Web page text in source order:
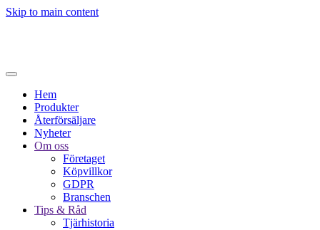
Skip to main content
Hem
Produkter
Återförsäljare
Nyheter
Om oss
Företaget
Köpvillkor
GDPR
Branschen
Tips & Råd
Tjärhistoria